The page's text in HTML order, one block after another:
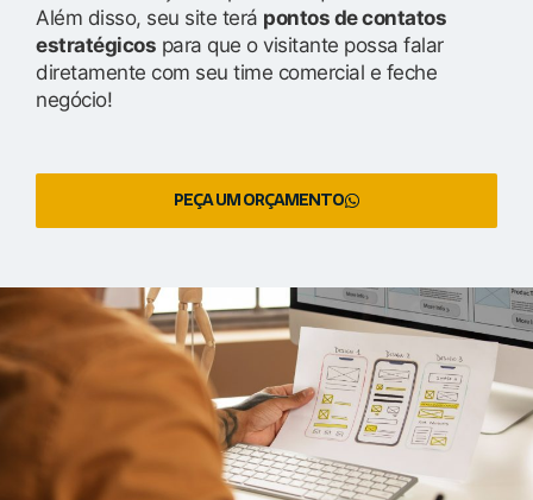
Além disso, seu site terá pontos de contatos
estratégicos para que o visitante possa falar
diretamente com seu time comercial e feche
negócio!
PEÇA UM ORÇAMENTO